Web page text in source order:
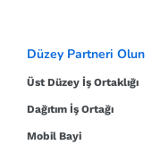
Düzey Partneri Olun
Üst Düzey İş Ortaklığı
Dağıtım İş Ortağı
Mobil Bayi